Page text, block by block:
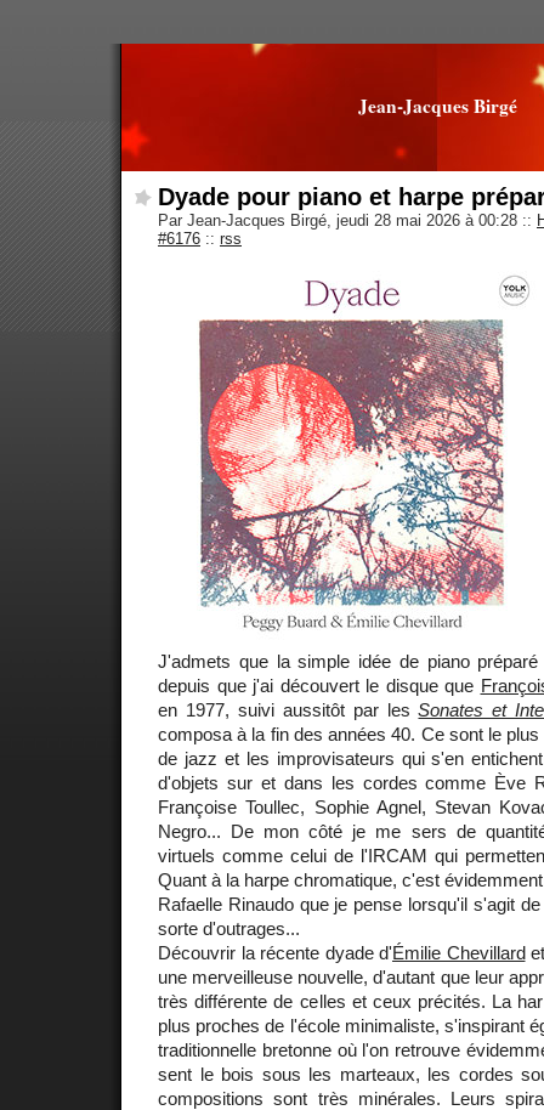
Jean-Jacques Birgé
Dyade pour piano et harpe
Par Jean-Jacques Birgé, jeudi 28 mai 2026 à 00:28 ::
#6176 :: rss
J'admets que la simple idée de piano
depuis que j'ai découvert le disque que
en 1977, suivi aussitôt par lesSonates et
composa à la fin des années 40. Ce sont le
de jazz et les improvisateurs qui s'en
d'objets sur et dans les cordes comme Ève
Françoise Toullec, Sophie Agnel, Stevan
Negro... De mon côté je me sers de
virtuels comme celui de l'IRCAM qui
Quant à la harpe chromatique, c'est
Rafaelle Rinaudo que je pense lorsqu'il s'agit
sorte d'outrages...
Découvrir la récente dyade d'Émilie Chevillard
une merveilleuse nouvelle, d'autant que leur
très différente de celles et ceux précités. La
plus proches de l'école minimaliste, s'inspirant
traditionnelle bretonne où l'on retrouve
sent le bois sous les marteaux, les cordes
compositions sont très minérales. Leurs